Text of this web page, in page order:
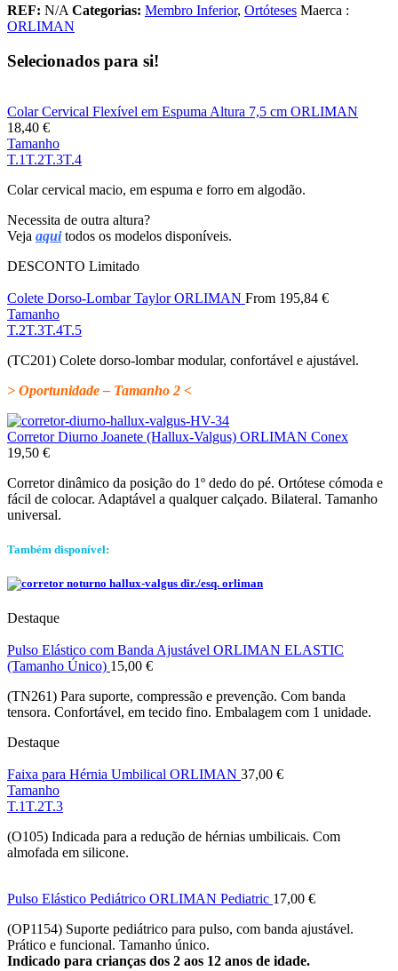
REF: N/A Categorias: Membro Inferior, Ortóteses Maerca :
ORLIMAN
Selecionados para si!
Colar Cervical Flexível em Espuma Altura 7,5 cm ORLIMAN
18,40 €
Tamanho
T.1T.2T.3T.4
Colar cervical macio, em espuma e forro em algodão.
Necessita de outra altura?
Veja aquitodos os modelos disponíveis.
DESCONTO Limitado
Colete Dorso-Lombar Taylor ORLIMAN From 195,84 €
Tamanho
T.2T.3T.4T.5
(TC201) Colete dorso-lombar modular, confortável e ajustável.
> Oportunidade – Tamanho 2 <
Corretor Diurno Joanete (Hallux-Valgus) ORLIMAN Conex
19,50 €
Corretor dinâmico da posição do 1º dedo do pé. Ortótese cómoda e
fácil de colocar. Adaptável a qualquer calçado. Bilateral. Tamanho
universal.
Também disponível:
Destaque
Pulso Elástico com Banda Ajustável ORLIMAN ELASTIC
(Tamanho Único) 15,00 €
(TN261) Para suporte, compressão e prevenção. Com banda
tensora. Confortável, em tecido fino. Embalagem com 1 unidade.
Destaque
Faixa para Hérnia Umbilical ORLIMAN 37,00 €
Tamanho
T.1T.2T.3
(O105) Indicada para a redução de hérnias umbilicais. Com
almofada em silicone.
Pulso Elástico Pediátrico ORLIMAN Pediatric 17,00 €
(OP1154) Suporte pediátrico para pulso, com banda ajustável.
Prático e funcional. Tamanho único.
Indicado para crianças dos 2 aos 12 anos de idade.